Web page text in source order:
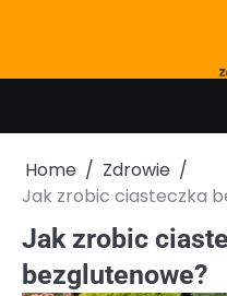
Home
Zdrowie
Jak zrobic ciasteczka
Jak zrobic
bezglutenowe?